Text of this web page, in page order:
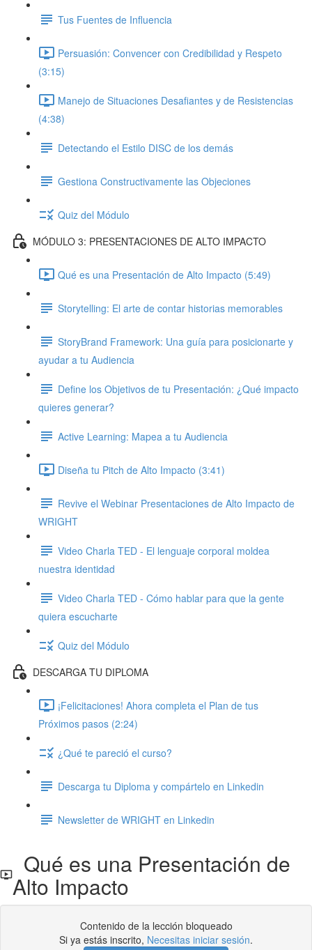
Tus Fuentes de Influencia
Persuasión: Convencer con Credibilidad y Respeto
(3:15)
Manejo de Situaciones Desafiantes y de Resistencias
(4:38)
Detectando el Estilo DISC de los demás
Gestiona Constructivamente las Objeciones
Quiz del Módulo
MÓDULO 3: PRESENTACIONES DE ALTO IMPACTO
Qué es una Presentación de Alto Impacto (5:49)
Storytelling: El arte de contar historias memorables
StoryBrand Framework: Una guía para posicionarte y
ayudar a tu Audiencia
Define los Objetivos de tu Presentación: ¿Qué impacto
quieres generar?
Active Learning: Mapea a tu Audiencia
Diseña tu Pitch de Alto Impacto (3:41)
Revive el Webinar Presentaciones de Alto Impacto de
WRIGHT
Video Charla TED - El lenguaje corporal moldea
nuestra identidad
Video Charla TED - Cómo hablar para que la gente
quiera escucharte
Quiz del Módulo
DESCARGA TU DIPLOMA
¡Felicitaciones! Ahora completa el Plan de tus
Próximos pasos (2:24)
¿Qué te pareció el curso?
Descarga tu Diploma y compártelo en Linkedin
Newsletter de WRIGHT en Linkedin
Qué es una Presentación de
Alto Impacto
Contenido de la lección bloqueado
Si ya estás inscrito, Necesitas iniciar sesión.